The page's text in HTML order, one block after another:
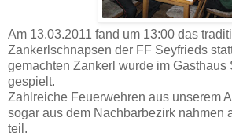
Am 13.03.2011 fand um 13:00 das
Zankerlschnapsen der FF Seyfrieds
gemachten Zankerl wurde im Gasthaus
gespielt.
Zahlreiche Feuerwehren aus unserem
sogar aus dem Nachbarbezirk nahmen
teil.